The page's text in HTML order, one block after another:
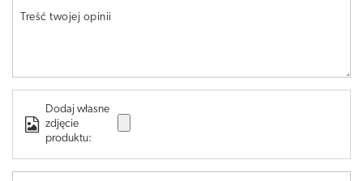
Treść twojej opinii
Dodaj własne
zdjęcie
produktu: